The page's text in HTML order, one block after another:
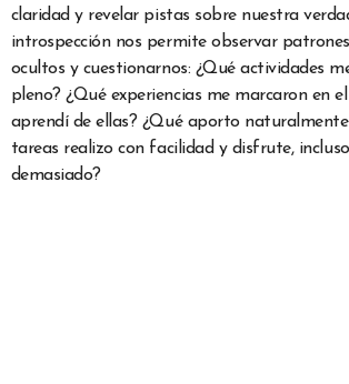
claridad y revelar pistas sobre nuestra
introspección nos permite observar
ocultos y cuestionarnos: ¿Qué actividades
pleno? ¿Qué experiencias me marcaron en
aprendí de ellas? ¿Qué aporto
tareas realizo con facilidad y disfrute,
demasiado?